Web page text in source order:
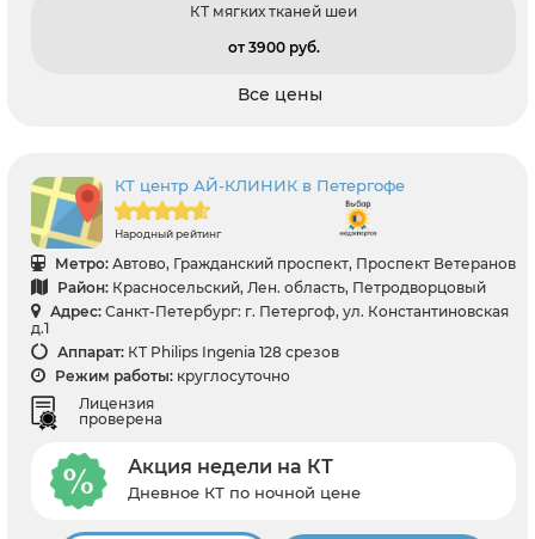
КТ мягких тканей шеи
от 3900 pуб.
Все цены
КТ центр АЙ-КЛИНИК в Петергофе
Народный рейтинг
Метро: Автово, Гражданский проспект, Проспект Ветеранов
Район: Красносельский, Лен. область, Петродворцовый
Адрес: Санкт-Петербург: г. Петергоф, ул. Константиновская
д.1
Аппарат: КТ Philips Ingenia 128 срезов
Режим работы: круглосуточно
Лицензия
проверена
Акция недели на КТ
Дневное КТ по ночной цене